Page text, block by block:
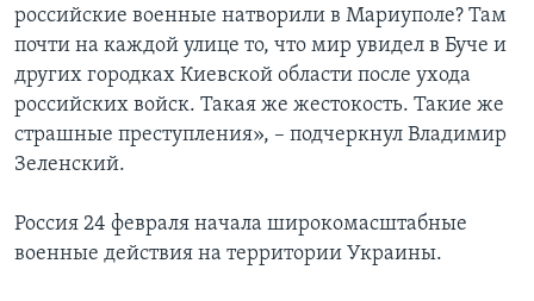
российские военные натворили в Мариуполе? Там
почти на каждой улице то, что мир увидел в Буче и
других городках Киевской области после ухода
российских войск. Такая же жестокость. Такие же
страшные преступления», – подчеркнул Владимир
Зеленский.
Россия 24 февраля начала широкомасштабные
военные действия на территории Украины.